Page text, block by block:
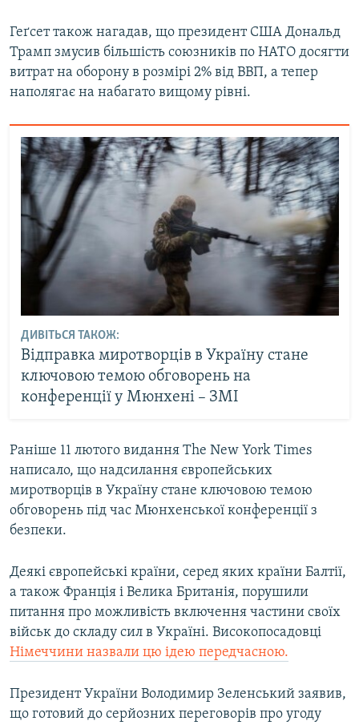
Геґсет також нагадав, що президент США Дональд
Трамп змусив більшість союзників по НАТО досягти
витрат на оборону в розмірі 2% від ВВП, а тепер
наполягає на набагато вищому рівні.
ДИВІТЬСЯ ТАКОЖ:
Відправка миротворців в Україну стане
ключовою темою обговорень на
конференції у Мюнхені – ЗМІ
Раніше 11 лютого видання The New York Times
написало, що надсилання європейських
миротворців в Україну стане ключовою темою
обговорень під час Мюнхенської конференції з
безпеки.
Деякі європейські країни, серед яких країни Балтії,
а також Франція і Велика Британія, порушили
питання про можливість включення частини своїх
військ до складу сил в Україні. Високопосадовці
Німеччини назвали цю ідею передчасною.
Президент України Володимир Зеленський заявив,
що готовий до серйозних переговорів про угоду